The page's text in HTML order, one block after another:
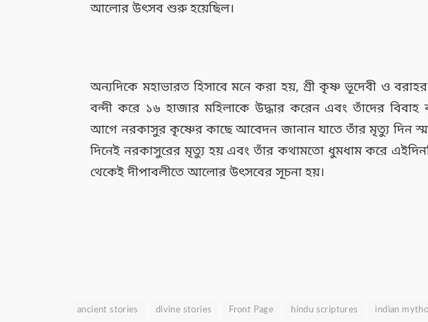
আলোর উৎসব শুরু হয়েছিল।
অন্যদিকে মহাভারত হিসাবে মনে করা হয়, শ্রী কৃষ্ণ ভূদেবী ও
বন্দী করে ১৬ হাজার মহিলাকে উদ্ধার করেন এবং তাঁদের
আগে নরকাসুর কৃষ্ণের কাছে আবেদন জানান যাতে তাঁর মৃত্যু দিন
দিনেই নরকাসুরের মৃত্যু হয় এবং তাঁর কথামতো ধুমধাম করে
থেকেই দীপাবলীতে আলোর উৎসবের সূচনা হয়।
ancient stories divine stories Front Page hindu scriptures indian